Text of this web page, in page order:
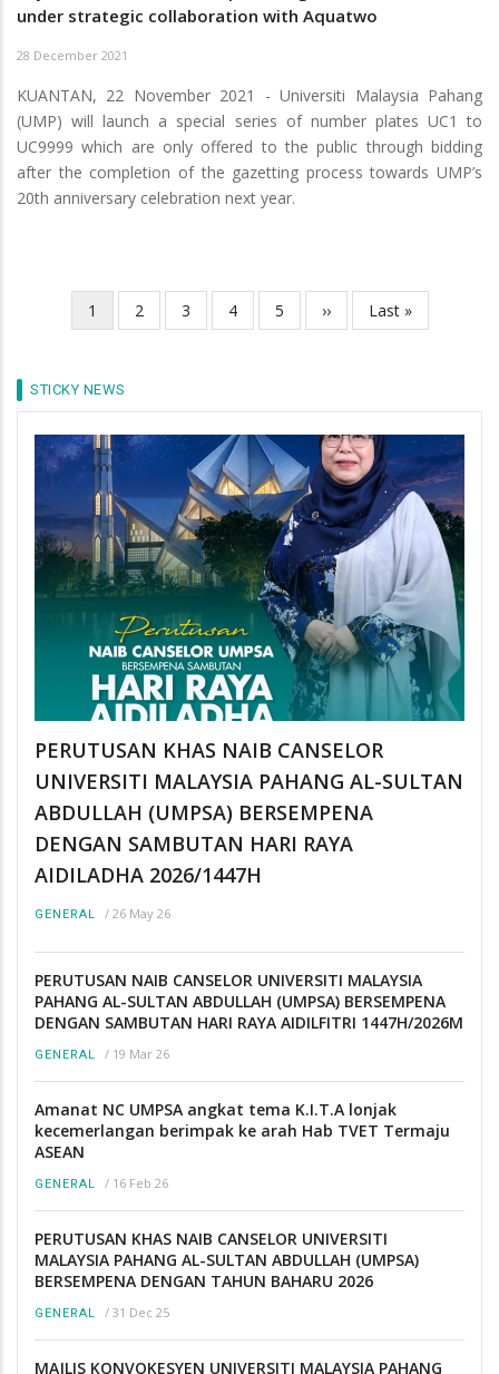
under strategic collaboration with Aquatwo
28 December 2021
KUANTAN, 22 November 2021 - Universiti Malaysia Pahang
(UMP) will launch a special series of number plates UC1 to
UC9999 which are only offered to the public through bidding
after the completion of the gazetting process towards UMP’s
20th anniversary celebration next year.
PaginationCurrent
page
1 Page
2 Page
3 Page
4 Page
5
Next
page
››
Last
page
Last »
STICKY NEWS
PERUTUSAN KHAS NAIB CANSELOR
UNIVERSITI MALAYSIA PAHANG AL-SULTAN
ABDULLAH (UMPSA) BERSEMPENA
DENGAN SAMBUTAN HARI RAYA
AIDILADHA 2026/1447H
GENERAL / 26 May 26
PERUTUSAN NAIB CANSELOR UNIVERSITI MALAYSIA
PAHANG AL-SULTAN ABDULLAH (UMPSA) BERSEMPENA
DENGAN SAMBUTAN HARI RAYA AIDILFITRI 1447H/2026M
GENERAL / 19 Mar 26
Amanat NC UMPSA angkat tema K.I.T.A lonjak
kecemerlangan berimpak ke arah Hab TVET Termaju
ASEAN
GENERAL / 16 Feb 26
PERUTUSAN KHAS NAIB CANSELOR UNIVERSITI
MALAYSIA PAHANG AL-SULTAN ABDULLAH (UMPSA)
BERSEMPENA DENGAN TAHUN BAHARU 2026
GENERAL / 31 Dec 25
MAJLIS KONVOKESYEN UNIVERSITI MALAYSIA PAHANG